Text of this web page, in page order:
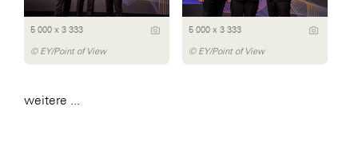
5 000 x 3 333
© EY/Point of View
5 000 x 3 333
© EY/Point of View
weitere ...